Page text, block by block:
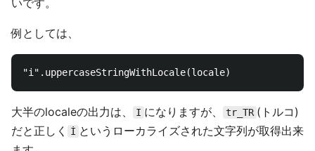
いです。
例としては、
大半のlocaleの出力は、 I になりますが、 tr_TR (トルコ)
だと正しく
İ というローカライズされた文字列が取得出来